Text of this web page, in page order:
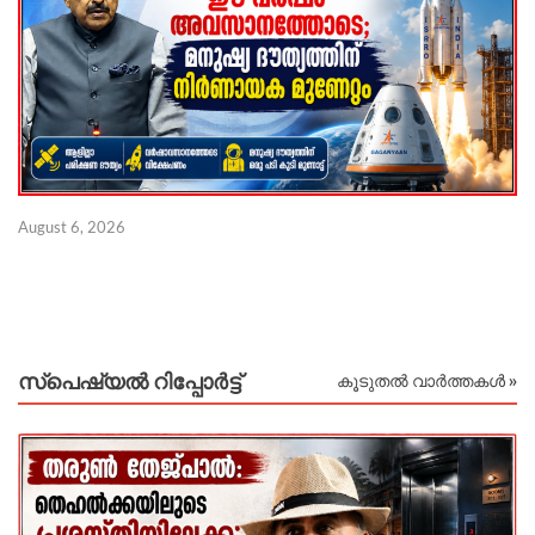
August 6, 2026
സ്പെഷ്യൽ റിപ്പോര്‍ട്ട് കൂടുതൽ വാർത്തകൾ »